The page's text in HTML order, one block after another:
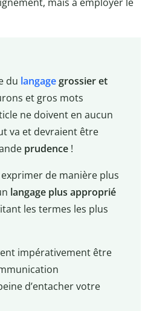
du langagegrossier et
et gros mots
ne doivent en aucun
va et devraient être
prudence!
de manière plus
langage plus approprié
les termes les plus
impérativement être
d’entacher votre